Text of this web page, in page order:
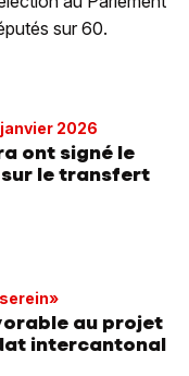
sur 60.
2026
ont signé le
le transfert
au projet
intercantonal